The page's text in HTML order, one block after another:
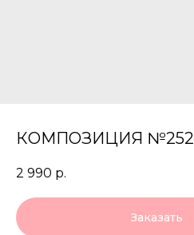
КОМПОЗИЦИЯ №252
2 990 р.
Заказать